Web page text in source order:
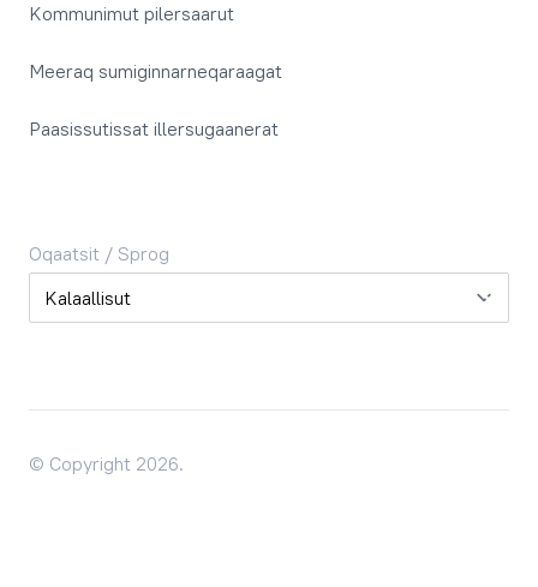
Kommunimut pilersaarut
Meeraq sumiginnarneqaraagat
Paasissutissat illersugaanerat
Oqaatsit / Sprog
Oqaatsit / Sprog
© Copyright 2026.